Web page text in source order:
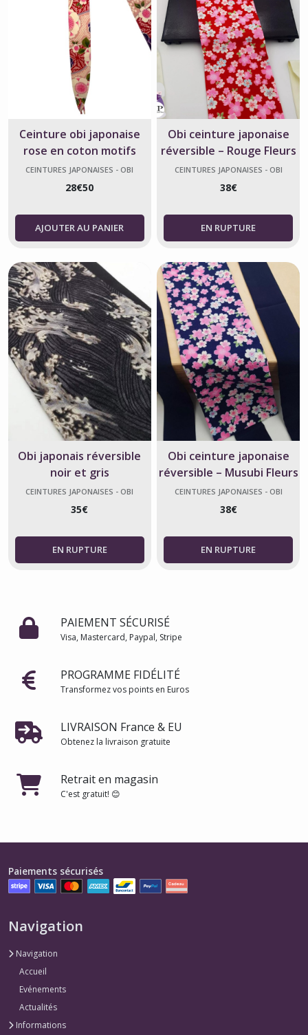
Ceinture obi japonaise
rose en coton motifs
fleurs
CEINTURES JAPONAISES - OBI
28€50
AJOUTER AU PANIER
Obi ceinture japonaise
réversible – Rouge Fleurs
de Sakura
CEINTURES JAPONAISES - OBI
38€
Obi japonais réversible
noir et gris
CEINTURES JAPONAISES - OBI
35€
Obi ceinture japonaise
réversible – Musubi Fleurs
de Sakura Bleu – Fabriqué
en France
CEINTURES JAPONAISES - OBI
38€
PAIEMENT SÉCURISÉ
Visa, Mastercard, Paypal, Stripe
PROGRAMME FIDÉLITÉ
Transformez vos points en Euros
LIVRAISON France & EU
Obtenez la livraison gratuite
Retrait en magasin
C'est gratuit! 😊
Paiements sécurisés
Navigation
Navigation
Accueil
Evénements
Actualités
Informations